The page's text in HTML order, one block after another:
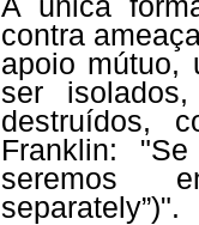
A única
contra
apoio mútuo,
ser
destruídos,
Franklin:
seremos
separately”)".